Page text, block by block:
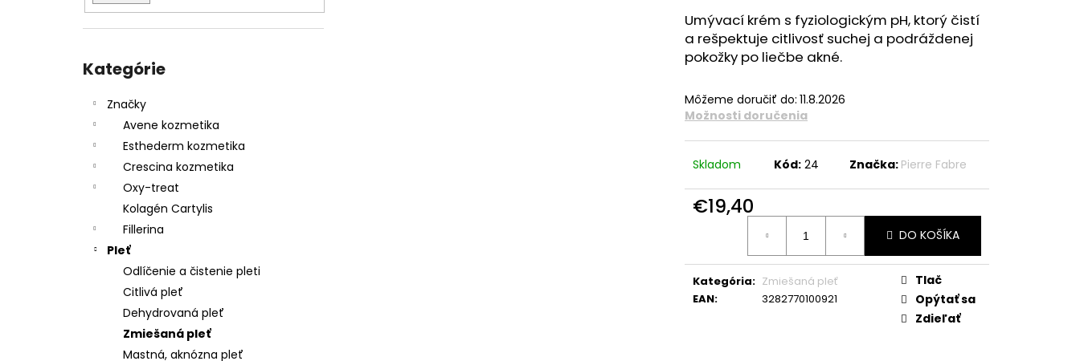
kategórie
Kategórie
Značky
Avene kozmetika
Esthederm kozmetika
Crescina kozmetika
Oxy-treat
Kolagén Cartylis
Fillerina
Pleť
Odlíčenie a čistenie pleti
Citlivá pleť
Dehydrovaná pleť
Zmiešaná pleť
Mastná, aknózna pleť
Umývací krém s fyziologickým pH, ktorý čistí
a rešpektuje citlivosť suchej a podráždenej
pokožky po liečbe akné.
Môžeme doručiť do: 11.8.2026
Možnosti doručenia
Skladom Kód: 24 Značka: Pierre Fabre
€19,40
Jednotková
DO KOŠÍKA
Kategória: Zmiešaná pleť
EAN: 3282770100921
Tlač
Opýtať sa
Zdieľať